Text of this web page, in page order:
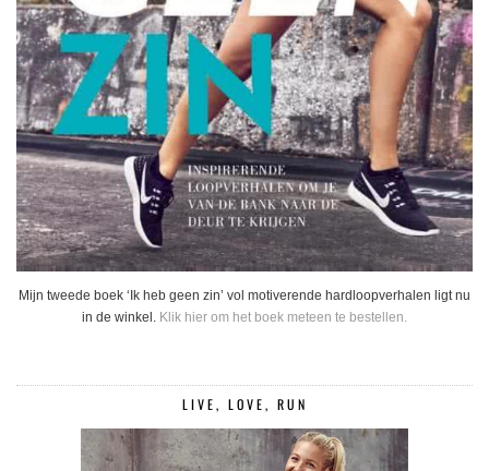
Mijn tweede boek ‘Ik heb geen zin’ vol motiverende hardloopverhalen ligt nu
in de winkel. Klik hier om het boek meteen te bestellen.
LIVE, LOVE, RUN